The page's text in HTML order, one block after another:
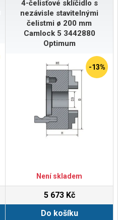
4-čelisťové sklíčidlo s
nezávisle stavitelnými
čelistmi ø 200 mm
Camlock 5 3442880
Optimum
-13%
Není skladem
5 673 Kč
Do košíku